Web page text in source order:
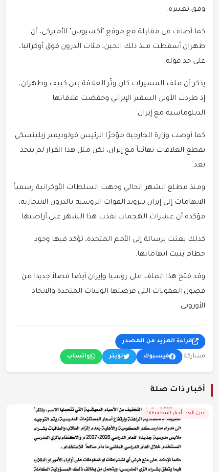
وفق تعبيره.
كما أضاف في مقابلة مع موقع "أكسيوس" الأميركي، أن
طهران أسقطت منذ ذلك الحين، مئات الدرون فوق أوكرانيا،
على حد قوله.
يذكر أن ملف المسيرات كان وتّر العلاقة بين كييف وطهران،
إذ طردت الأولى السفير الإيراني وخفضت علاقاتها
الدبلوماسية مع إيران.
كما أوصت وزارة الخارجية مؤخرًا الرئيس فولوديمير زيلينسكي
بقطع العلاقات نهائياً مع إيران، لكن مثل هذا القرار لم يتخذ
بعد.
ومنذ مطلع الشهر الحالي وجهت السلطات الأوكرانية رسمياً
الاتهامات إلى إيران بتزويد القوات الروسية بالدرون الانتحارية،
مؤكدة أن عشرات الهجمات نفذت هذا الشهر على أراضيها.
كذلك بعثت برسالة إلى الأمم المتحدة، تؤكد فيها وجود
حطام يثبت اتهاماتها.
وقد فتح هذا الملف على روسيا وإيران أيضا فصلاً جديدا من
فصول العقوبات التي فرضتها الولايات المتحدة والاتحاد
الأوروبي.
قراءة المزيد من المصدر
مشاركة: فيسبوك تويتر واتساب
أخبار ذات صلة
عدن الغد- أخبار المحافظات